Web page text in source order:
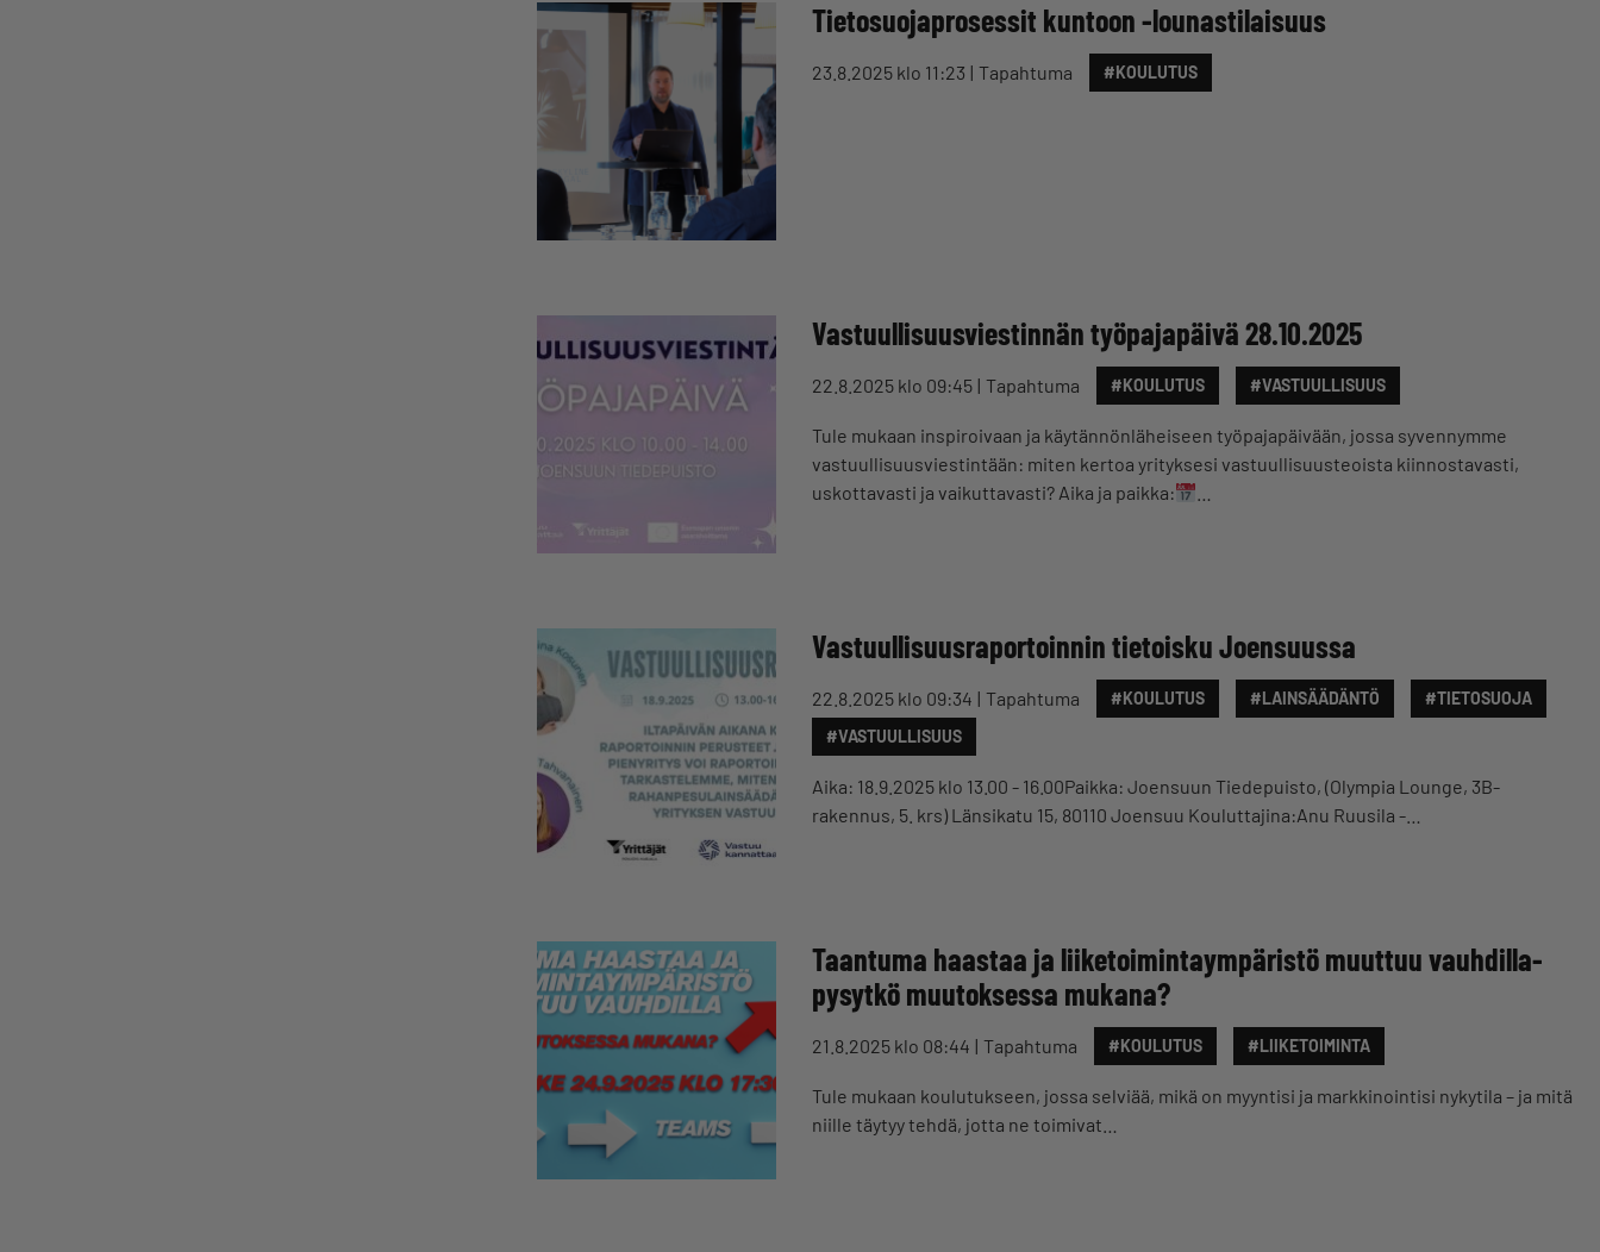
Tietosuojaprosessit kuntoon -lounastilaisuus
23.8.2025 klo 11:23 Tapahtuma #KOULUTUS
Vastuullisuusviestinnän työpajapäivä 28.10.2025
22.8.2025 klo 09:45 Tapahtuma #KOULUTUS #VASTUULLISUUS
Tule mukaan inspiroivaan ja käytännönläheiseen työpajapäivään, jossa syvennymme
vastuullisuusviestintään: miten kertoa yrityksesi vastuullisuusteoista kiinnostavasti,
uskottavasti ja vaikuttavasti? Aika ja paikka:
Vastuullisuusraportoinnin tietoisku Joensuussa
22.8.2025 klo 09:34 Tapahtuma #KOULUTUS #LAINSÄÄDÄNTÖ
#TIETOSUOJA
#VASTUULLISUUS
Aika: 18.9.2025 klo 13.00 - 16.00Paikka: Joensuun Tiedepuisto, (Olympia Lounge, 3B-
rakennus, 5. krs) Länsikatu 15, 80110 Joensuu Kouluttajina:Anu Ruusila -…
Taantuma haastaa ja liiketoimintaympäristö muuttuu vauhdilla-
pysytkö muutoksessa mukana?
21.8.2025 klo 08:44 Tapahtuma #KOULUTUS #LIIKETOIMINTA
Tule mukaan koulutukseen, jossa selviää, mikä on myyntisi ja markkinointisi nykytila – ja mitä
niille täytyy tehdä, jotta ne toimivat…